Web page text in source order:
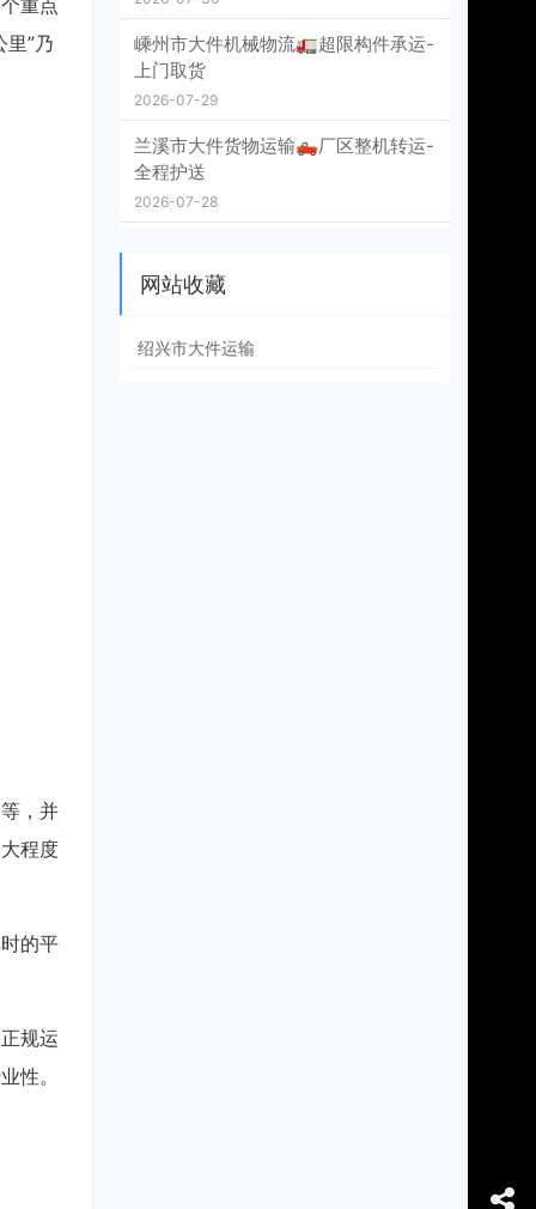
重点
”乃
，并
程度
的平
规运
性。
嵊州市大件机械物流🚛超限构件承运-
上门取货
2026-07-29
兰溪市大件货物运输🛻厂区整机转运-
全程护送
2026-07-28
网站收藏
绍兴市大件运输